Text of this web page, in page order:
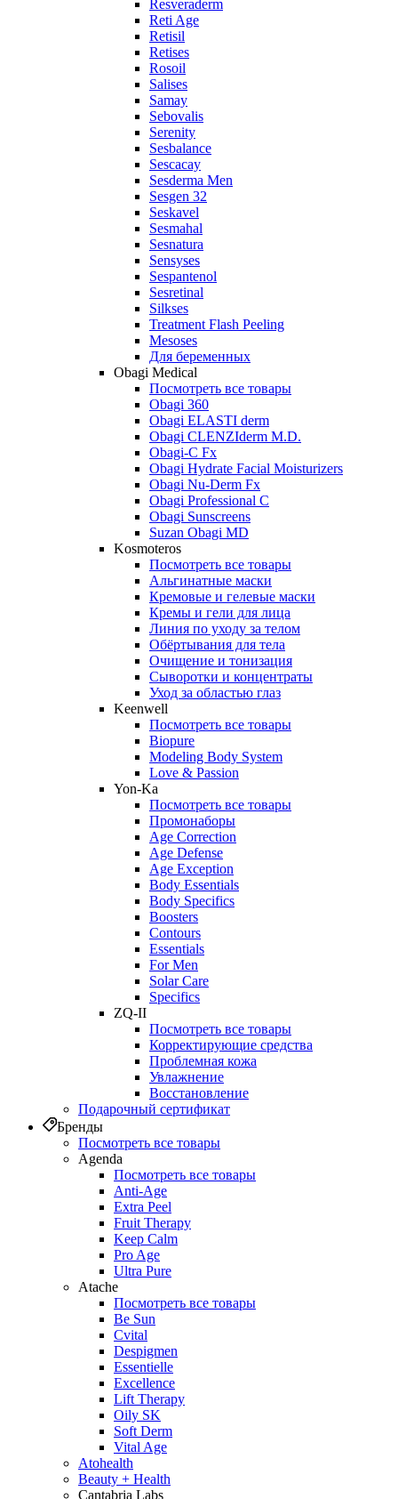
Resveraderm
Reti Age
Retisil
Retises
Rosoil
Salises
Samay
Sebovalis
Serenity
Sesbalance
Sescacay
Sesderma Men
Sesgen 32
Seskavel
Sesmahal
Sesnatura
Sensyses
Sespantenol
Sesretinal
Silkses
Treatment Flash Peeling
Mesoses
Для беременных
Obagi Medical
Посмотреть все товары
Obagi 360
Obagi ELASTI derm
Obagi CLENZIderm M.D.
Obagi-C Fx
Obagi Hydrate Facial Moisturizers
Obagi Nu-Derm Fx
Obagi Professional C
Obagi Sunscreens
Suzan Obagi MD
Kosmoteros
Посмотреть все товары
Альгинатные маски
Кремовые и гелевые маски
Кремы и гели для лица
Линия по уходу за телом
Обёртывания для тела
Очищение и тонизация
Сыворотки и концентраты
Уход за областью глаз
Keenwell
Посмотреть все товары
Biopure
Modeling Body System
Love & Passion
Yon-Ka
Посмотреть все товары
Промонаборы
Age Correction
Age Defense
Age Exception
Body Essentials
Body Specifics
Boosters
Contours
Essentials
For Men
Solar Care
Specifics
ZQ-II
Посмотреть все товары
Корректирующие средства
Проблемная кожа
Увлажнение
Восстановление
Подарочный сертификат
Бренды
Посмотреть все товары
Agenda
Посмотреть все товары
Anti‑Age
Extra Peel
Fruit Therapy
Keep Calm
Pro Age
Ultra Pure
Atache
Посмотреть все товары
Be Sun
Cvital
Despigmen
Essentielle
Excellence
Lift Therapy
Oily SK
Soft Derm
Vital Age
Atohealth
Beauty + Health
Cantabria Labs